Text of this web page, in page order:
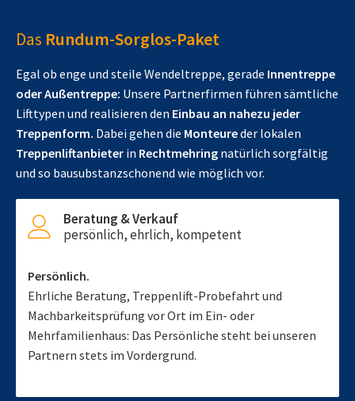
Das Rundum-Sorglos-Paket
Egal ob enge und steile Wendeltreppe, gerade Innentreppe
oder Außentreppe: Unsere Partnerfirmen führen sämtliche
Lifttypen und realisieren den Einbau an nahezu jeder
Treppenform. Dabei gehen die Monteureder lokalen
Treppenliftanbieter in Rechtmehring natürlich sorgfältig
und so bausubstanzschonend wie möglich vor.
Beratung & Verkauf
persönlich, ehrlich, kompetent
Persönlich.
Ehrliche Beratung, Treppenlift-Probefahrt und
Machbarkeitsprüfung vor Ort im Ein- oder
Mehrfamilienhaus: Das Persönliche steht bei unseren
Partnern stets im Vordergrund.